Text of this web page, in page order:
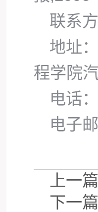
联系
地址
程学院
电话
电子
上一
下一